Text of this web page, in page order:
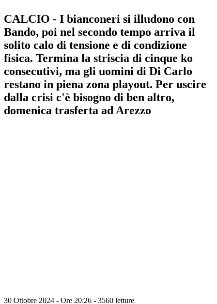
CALCIO - I bianconeri si illudono con
Bando, poi nel secondo tempo arriva il
solito calo di tensione e di condizione
fisica. Termina la striscia di cinque ko
consecutivi, ma gli uomini di Di Carlo
restano in piena zona playout. Per uscire
dalla crisi c'è bisogno di ben altro,
domenica trasferta ad Arezzo
30 Ottobre 2024 - Ore 20:26 - 3560 letture